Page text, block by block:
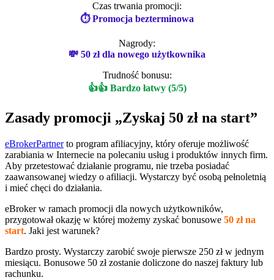
Czas trwania promocji:
⏱ Promocja bezterminowa
Nagrody:
💸 50 zł dla nowego użytkownika
Trudność bonusu:
👍👍 Bardzo łatwy (5/5)
Zasady promocji „Zyskaj 50 zł na start”
eBrokerPartnerto program afiliacyjny, który oferuje możliwość
zarabiania w Internecie na polecaniu usług i produktów innych firm.
Aby przetestować działanie programu, nie trzeba posiadać
zaawansowanej wiedzy o afiliacji. Wystarczy być osobą pełnoletnią
i mieć chęci do działania.
eBroker w ramach promocji dla nowych użytkowników,
przygotował okazję w której możemy zyskać bonusowe 50 zł na
start. Jaki jest warunek?
Bardzo prosty. Wystarczy zarobić swoje pierwsze 250 zł w jednym
miesiącu. Bonusowe 50 zł zostanie doliczone do naszej faktury lub
rachunku.